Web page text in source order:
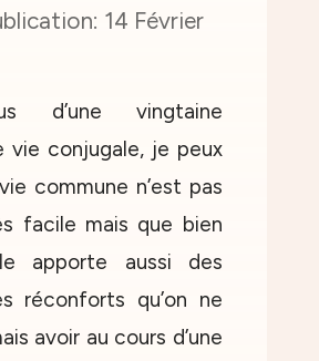
14 Février
d’une vingtaine
vie conjugale, je peux
commune n’est pas
facile mais que bien
apporte aussi des
réconforts qu’on ne
avoir au cours d’une